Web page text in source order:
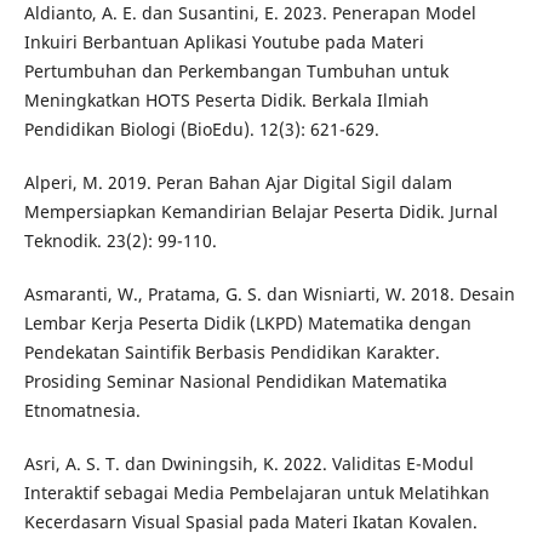
Aldianto, A. E. dan Susantini, E. 2023. Penerapan Model
Inkuiri Berbantuan Aplikasi Youtube pada Materi
Pertumbuhan dan Perkembangan Tumbuhan untuk
Meningkatkan HOTS Peserta Didik. Berkala Ilmiah
Pendidikan Biologi (BioEdu). 12(3): 621-629.
Alperi, M. 2019. Peran Bahan Ajar Digital Sigil dalam
Mempersiapkan Kemandirian Belajar Peserta Didik. Jurnal
Teknodik. 23(2): 99-110.
Asmaranti, W., Pratama, G. S. dan Wisniarti, W. 2018. Desain
Lembar Kerja Peserta Didik (LKPD) Matematika dengan
Pendekatan Saintifik Berbasis Pendidikan Karakter.
Prosiding Seminar Nasional Pendidikan Matematika
Etnomatnesia.
Asri, A. S. T. dan Dwiningsih, K. 2022. Validitas E-Modul
Interaktif sebagai Media Pembelajaran untuk Melatihkan
Kecerdasarn Visual Spasial pada Materi Ikatan Kovalen.